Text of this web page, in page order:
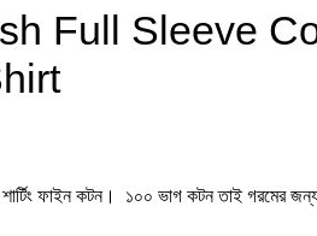
Full Sleeve
শার্টিং ফাইন কটন। ১০০ ভাগ কটন তাই গরমের